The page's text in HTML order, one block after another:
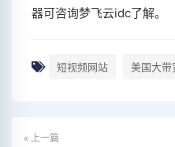
器可咨询梦飞云idc了解。
短视频网站 美国大带
« 上一篇